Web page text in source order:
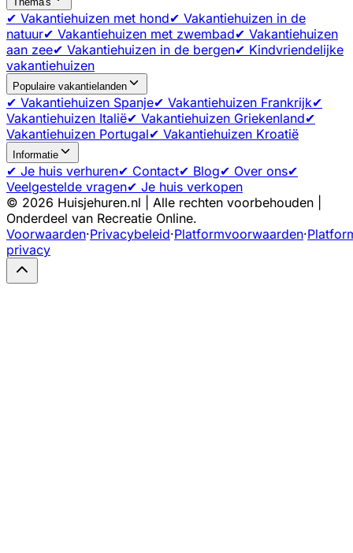
✔ Vakantiehuizen met hond✔ Vakantiehuizen in de
natuur✔ Vakantiehuizen met zwembad✔ Vakantiehuizen
aan zee✔ Vakantiehuizen in de bergen✔ Kindvriendelijke
vakantiehuizen
Populaire vakantielanden
✔ Vakantiehuizen Spanje✔ Vakantiehuizen Frankrijk✔
Vakantiehuizen Italië✔ Vakantiehuizen Griekenland✔
Vakantiehuizen Portugal✔ Vakantiehuizen Kroatië
Informatie
✔ Je huis verhuren✔ Contact✔ Blog✔ Over ons✔
Veelgestelde vragen✔ Je huis verkopen
© 2026 Huisjehuren.nl | Alle rechten voorbehouden |
Onderdeel van Recreatie Online.
Voorwaarden·Privacybeleid·Platformvoorwaarden·
privacy